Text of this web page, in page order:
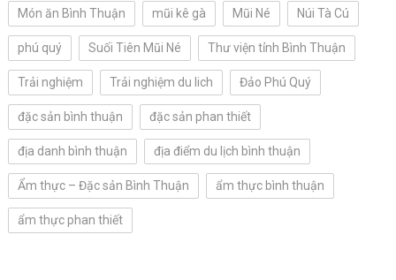
Món ăn Bình Thuận mũi kê gà Mũi Né Núi Tà Cú
phú quý Suối Tiên Mũi Né Thư viện tỉnh Bình Thuận
Trải nghiệm Trải nghiệm du lich Đảo Phú Quý
đặc sản bình thuận đặc sản phan thiết
địa danh bình thuận địa điểm du lịch bình thuận
Ẩm thực – Đặc sản Bình Thuận ẩm thực bình thuận
ẩm thực phan thiết